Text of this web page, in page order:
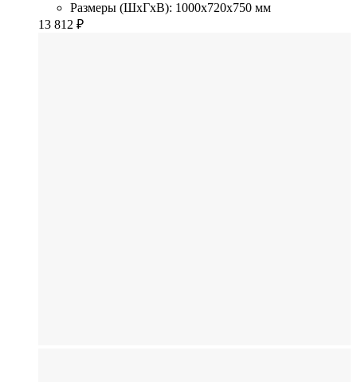
Размеры (ШхГхВ): 1000x720x750 мм
13 812 ₽